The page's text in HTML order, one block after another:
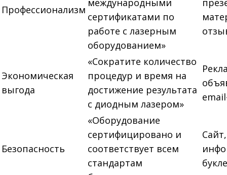
Профессионализм
международными
сертификатами по
работе с лазерным
оборудованием»
Экономическая
выгода
«Сократите количество
процедур и время на
достижение результата
с диодным лазером»
Безопасность
«Оборудование
сертифицировано и
соответствует всем
стандартам
Сайт,